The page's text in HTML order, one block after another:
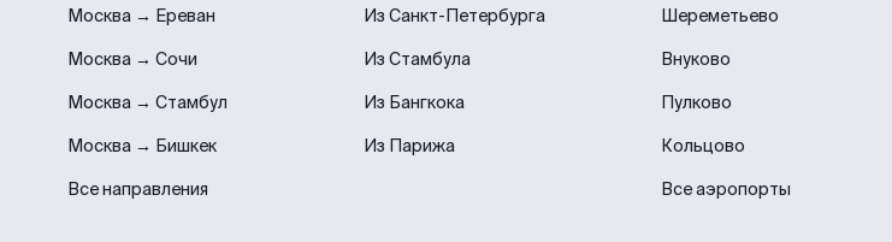
Москва → Ереван
Москва → Сочи
Москва → Стамбул
Москва → Бишкек
Все направления
Из Санкт-Петербурга
Из Стамбула
Из Бангкока
Из Парижа
Шереметьево
Внуково
Пулково
Кольцово
Все аэропорты